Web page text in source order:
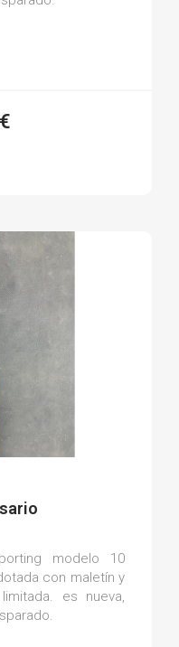
modelo 10
con maletín y
es nueva,